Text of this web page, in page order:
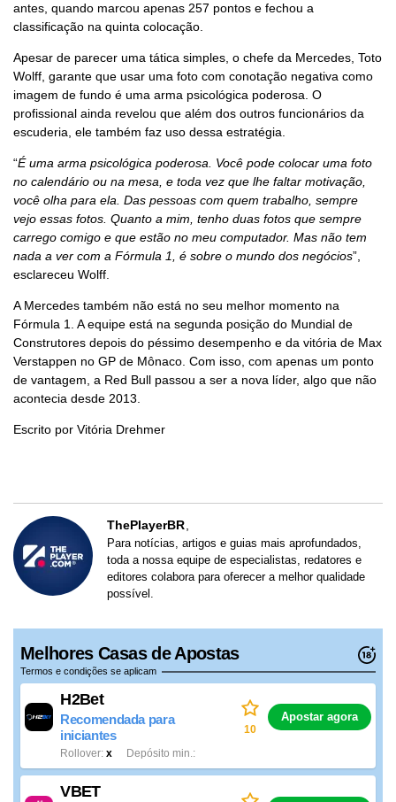
antes, quando marcou apenas 257 pontos e fechou a
classificação na quinta colocação.
Apesar de parecer uma tática simples, o chefe da Mercedes, Toto
Wolff, garante que usar uma foto com conotação negativa como
imagem de fundo é uma arma psicológica poderosa. O
profissional ainda revelou que além dos outros funcionários da
escuderia, ele também faz uso dessa estratégia.
“É uma arma psicológica poderosa. Você pode colocar uma foto
no calendário ou na mesa, e toda vez que lhe faltar motivação,
você olha para ela. Das pessoas com quem trabalho, sempre
vejo essas fotos. Quanto a mim, tenho duas fotos que sempre
carrego comigo e que estão no meu computador. Mas não tem
nada a ver com a Fórmula 1, é sobre o mundo dos negócios”,
esclareceu Wolff.
A Mercedes também não está no seu melhor momento na
Fórmula 1. A equipe está na segunda posição do Mundial de
Construtores depois do péssimo desempenho e da vitória de Max
Verstappen no GP de Mônaco. Com isso, com apenas um ponto
de vantagem, a Red Bull passou a ser a nova líder, algo que não
acontecia desde 2013.
Escrito por Vitória Drehmer
ThePlayerBR
Para notícias, artigos e guias mais aprofundados,
toda a nossa equipe de especialistas, redatores e
editores colabora para oferecer a melhor qualidade
possível.
Melhores Casas de Apostas
Termos e condições se aplicam
H2Bet
Recomendada para
iniciantes
x
Rollover Depósito min.
10
Apostar agora
VBET